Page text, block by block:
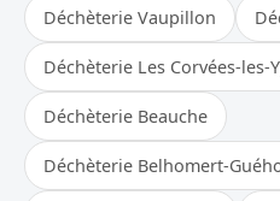
Déchèterie Vaupillon
Déchèterie Les Corvées-les-
Déchèterie Beauche
Déchèterie Belhomert-